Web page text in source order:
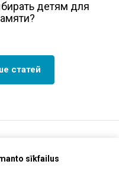
sīkfailus
детям для
статей